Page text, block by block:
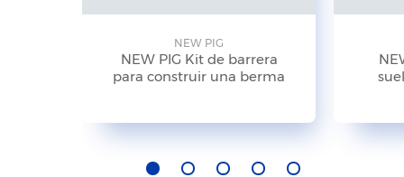
NEW PIG
NEW PIG Kit de barrera
para construir una berma